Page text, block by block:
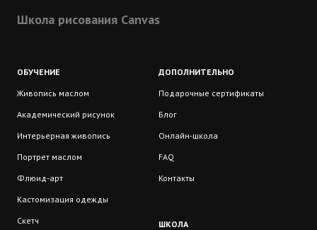
Школа рисования Сanvas
ОБУЧЕНИЕ
Живопись маслом
Академический рисунок
Интерьерная живопись
Портрет маслом
Флюид-арт
Кастомизация одежды
Скетч
ДОПОЛНИТЕЛЬНО
Подарочные сертификаты
Блог
Онлайн-школа
FAQ
Контакты
ШКОЛА